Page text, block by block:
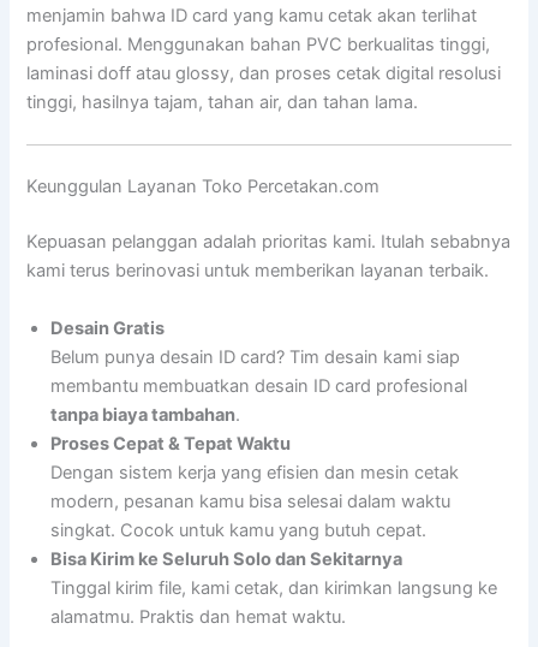
menjamin bahwa ID card yang kamu cetak akan terlihat
profesional. Menggunakan bahan PVC berkualitas tinggi,
laminasi doff atau glossy, dan proses cetak digital resolusi
tinggi, hasilnya tajam, tahan air, dan tahan lama.
Keunggulan Layanan Toko Percetakan.com
Kepuasan pelanggan adalah prioritas kami. Itulah sebabnya
kami terus berinovasi untuk memberikan layanan terbaik.
Desain Gratis
Belum punya desain ID card? Tim desain kami siap
membantu membuatkan desain ID card profesional
tanpa biaya tambahan.
Proses Cepat & Tepat Waktu
Dengan sistem kerja yang efisien dan mesin cetak
modern, pesanan kamu bisa selesai dalam waktu
singkat. Cocok untuk kamu yang butuh cepat.
Bisa Kirim ke Seluruh Solo dan Sekitarnya
Tinggal kirim file, kami cetak, dan kirimkan langsung ke
alamatmu. Praktis dan hemat waktu.